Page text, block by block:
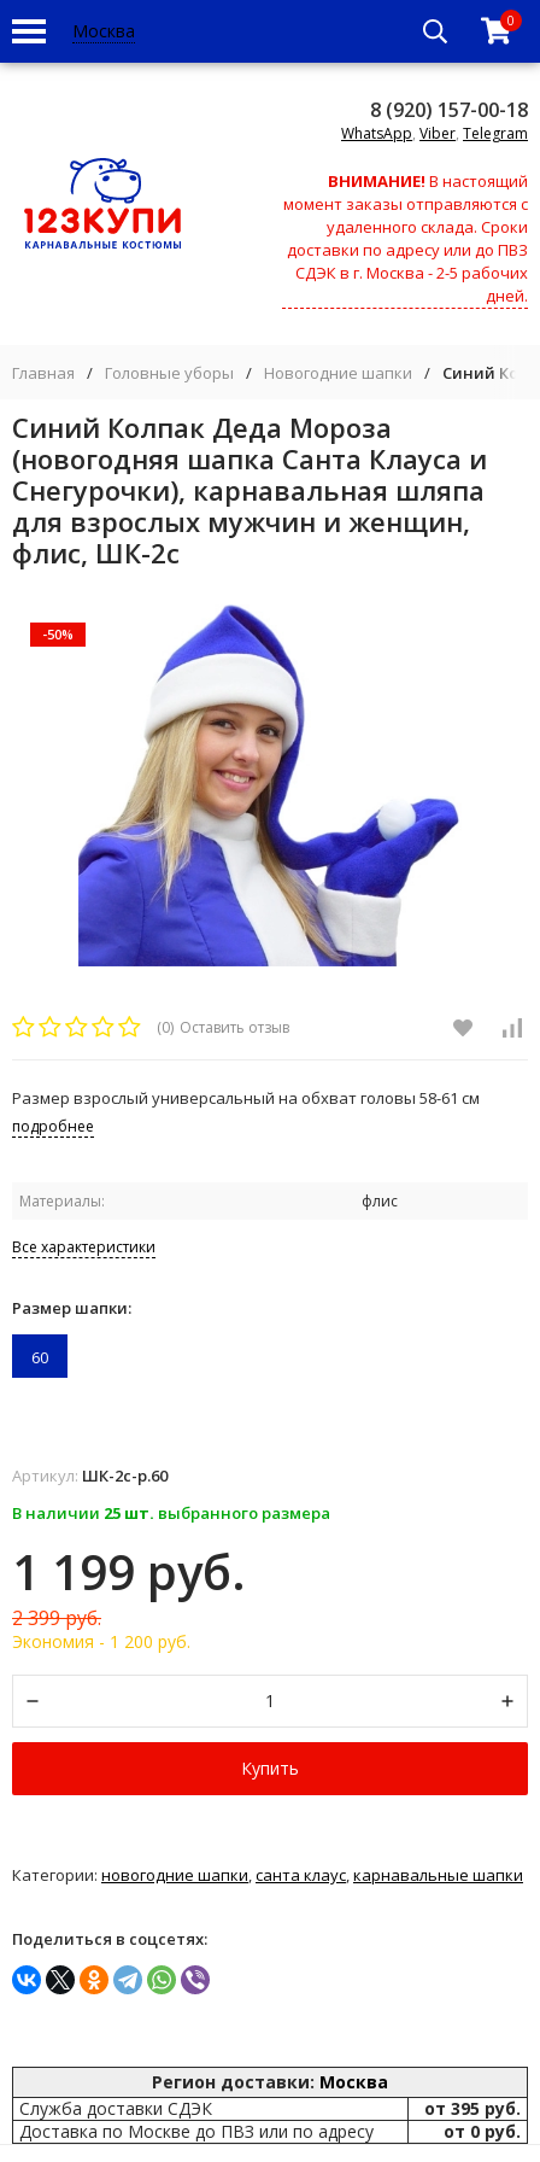
Москва 0
8 (920) 157-00-18
WhatsApp, Viber, Telegram
ВНИМАНИЕ! В настоящий
момент заказы отправляются с
удаленного склада. Сроки
доставки по адресу или до ПВЗ
СДЭК в г. Москва - 2-5 рабочих
дней.
Главная / Головные уборы / Новогодние шапки / Синий
Синий Колпак Деда Мороза
(новогодняя шапка Санта Клауса и
Снегурочки), карнавальная шляпа
для взрослых мужчин и женщин,
флис, ШК-2с
-50%
(0) Оставить отзыв
Размер взрослый универсальный на обхват головы 58-61 см
подробнее
Материалы: флис
Все характеристики
Размер шапки:
60
Артикул: ШК-2с-р.60
В наличии 25 шт. выбранного размера
1 199 руб.
2 399 руб.
Экономия - 1 200 руб.
Купить
Категории: новогодние шапки санта клаус карнавальные шапки
Поделиться в соцсетях:
Регион доставки: Москва
Служба доставки СДЭК
от 395 руб.
Доставка по Москве до ПВЗ или по адресу
от 0 руб.